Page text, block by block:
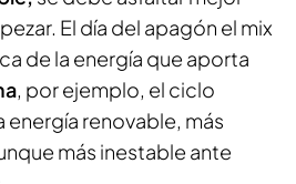
El día del apagón el mix
de la energía que aporta
, por ejemplo, el ciclo
renovable, más
más inestable ante